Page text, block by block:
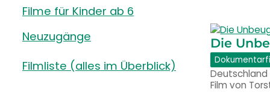
Die
Deutschland
Film von
Filme für Kinder ab 6
Neuzugänge
Filmliste (alles im Überblick)